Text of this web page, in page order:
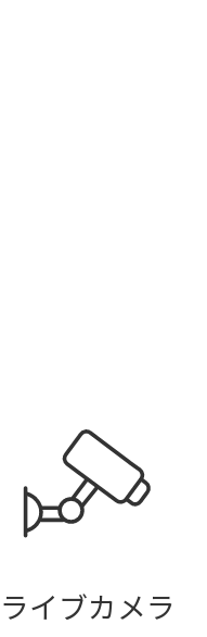
ライブカメラ